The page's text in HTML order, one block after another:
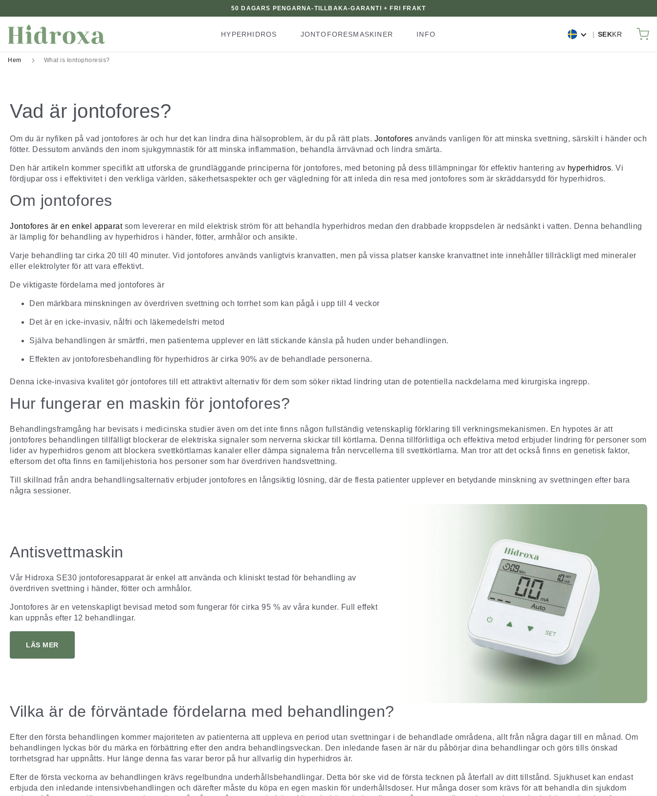
50 DAGARS PENGARNA-TILLBAKA-GARANTI + FRI FRAKT
HYPERHIDROS JONTOFORESMASKINER INFO SEKKR
Hem What is Iontophoresis?
Vad är jontofores?
Om du är nyfiken på vad jontofores är och hur det kan lindra dina hälsoproblem, är du på rätt plats. Jontofores används vanligen för att minska svettning, särskilt i händer och
fötter. Dessutom används den inom sjukgymnastik för att minska inflammation, behandla ärrvävnad och lindra smärta.
Den här artikeln kommer specifikt att utforska de grundläggande principerna för jontofores, med betoning på dess tillämpningar för effektiv hantering av hyperhidros. Vi
fördjupar oss i effektivitet i den verkliga världen, säkerhetsaspekter och ger vägledning för att inleda din resa med jontofores som är skräddarsydd för hyperhidros.
Om jontofores
Jontofores är en enkel apparatsom levererar en mild elektrisk ström för att behandla hyperhidros medan den drabbade kroppsdelen är nedsänkt i vatten. Denna behandling
är lämplig för behandling av hyperhidros i händer, fötter, armhålor och ansikte.
Varje behandling tar cirka 20 till 40 minuter. Vid jontofores används vanligtvis kranvatten, men på vissa platser kanske kranvattnet inte innehåller tillräckligt med mineraler
eller elektrolyter för att vara effektivt.
De viktigaste fördelarna med jontofores är
Den märkbara minskningen av överdriven svettning och torrhet som kan pågå i upp till 4 veckor
Det är en icke-invasiv, nålfri och läkemedelsfri metod
Själva behandlingen är smärtfri, men patienterna upplever en lätt stickande känsla på huden under behandlingen.
Effekten av jontoforesbehandling för hyperhidros är cirka 90% av de behandlade personerna.
Denna icke-invasiva kvalitet gör jontofores till ett attraktivt alternativ för dem som söker riktad lindring utan de potentiella nackdelarna med kirurgiska ingrepp.
Hur fungerar en maskin för jontofores?
Behandlingsframgång har bevisats i medicinska studier även om det inte finns någon fullständig vetenskaplig förklaring till verkningsmekanismen. En hypotes är att
jontofores behandlingen tillfälligt blockerar de elektriska signaler som nerverna skickar till körtlarna. Denna tillförlitliga och effektiva metod erbjuder lindring för personer som
lider av hyperhidros genom att blockera svettkörtlarnas kanaler eller dämpa signalerna från nervcellerna till svettkörtlarna. Man tror att det också finns en genetisk faktor,
eftersom det ofta finns en familjehistoria hos personer som har överdriven handsvettning.
Till skillnad från andra behandlingsalternativ erbjuder jontofores en långsiktig lösning, där de flesta patienter upplever en betydande minskning av svettningen efter bara
några sessioner.
Antisvettmaskin
Vår Hidroxa SE30 jontoforesapparat är enkel att använda och kliniskt testad för behandling av
överdriven svettning i händer, fötter och armhålor.
Jontofores är en vetenskapligt bevisad metod som fungerar för cirka 95 % av våra kunder. Full effekt
kan uppnås efter 12 behandlingar.
LÄS MER
Vilka är de förväntade fördelarna med behandlingen?
Efter den första behandlingen kommer majoriteten av patienterna att uppleva en period utan svettningar i de behandlade områdena, allt från några dagar till en månad. Om
behandlingen lyckas bör du märka en förbättring efter den andra behandlingsveckan. Den inledande fasen är när du påbörjar dina behandlingar och görs tills önskad
torrhetsgrad har uppnåtts. Hur länge denna fas varar beror på hur allvarlig din hyperhidros är.
Efter de första veckorna av behandlingen krävs regelbundna underhållsbehandlingar. Detta bör ske vid de första tecknen på återfall av ditt tillstånd. Sjukhuset kan endast
erbjuda den inledande intensivbehandlingen och därefter måste du köpa en egen maskin för underhållsdoser. Hur många doser som krävs för att behandla din sjukdom